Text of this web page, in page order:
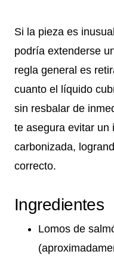
Si la pieza es
podría extenderse
regla general es
cuanto el líquido
sin resbalar de
te asegura evitar un
carbonizada,
correcto.
Ingredientes
Lomos de